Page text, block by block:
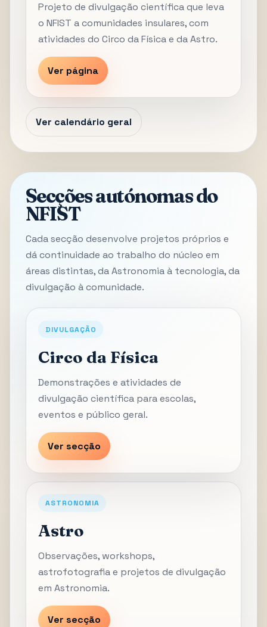
Projeto de divulgação científica que leva
o NFIST a comunidades insulares, com
atividades do Circo da Física e da Astro.
Ver página
Ver calendário geral
Secções autónomas do
NFIST
Cada secção desenvolve projetos próprios e
dá continuidade ao trabalho do núcleo em
áreas distintas, da Astronomia à tecnologia, da
divulgação à comunidade.
DIVULGAÇÃO
Circo da Física
Demonstrações e atividades de
divulgação científica para escolas,
eventos e público geral.
Ver secção
ASTRONOMIA
Astro
Observações, workshops,
astrofotografia e projetos de divulgação
em Astronomia.
Ver secção